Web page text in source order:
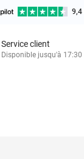
9,4
Service client
Disponible jusqu'à 17:30